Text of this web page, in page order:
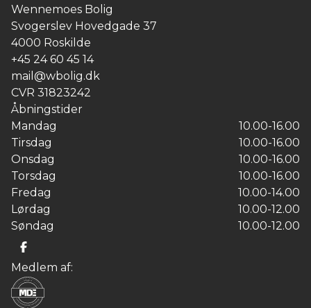
Wennemoes Bolig
Svogerslev Hovedgade 37
4000 Roskilde
+45 24 60 45 14
mail@wbolig.dk
CVR 31823242
Åbningstider
Mandag
10.00-16.00
Tirsdag
10.00-16.00
Onsdag
10.00-16.00
Torsdag
10.00-16.00
Fredag
10.00-14.00
Lørdag
10.00-12.00
Søndag
10.00-12.00
Medlem af: